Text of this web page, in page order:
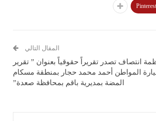
Pinterest
المقال التالي
انتصاف تصدر تقريراً حقوقياً بعنوان ” تقرير
المواطن أحمد محمد حجار بمنطقة مسكام
المضة بمديرية باقم بمحافظة صعدة”